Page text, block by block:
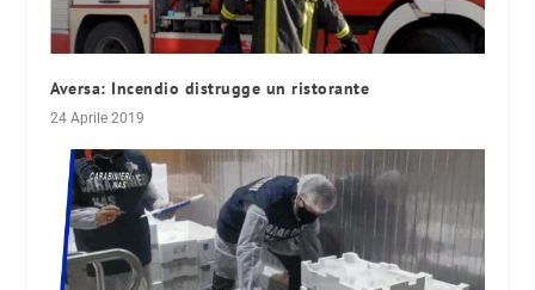
Aversa: Incendio distrugge un ristorante
24 Aprile 2019